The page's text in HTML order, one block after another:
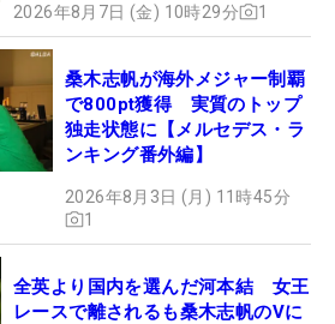
2026年8月7日 (金) 10時29分 1
桑木志帆が海外メジャー制覇
で800pt獲得 実質のトップ
独走状態に【メルセデス・ラ
ンキング番外編】
2026年8月3日 (月) 11時45分
1
全英より国内を選んだ河本結 女王
レースで離されるも桑木志帆のVに